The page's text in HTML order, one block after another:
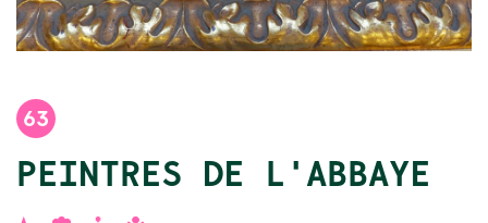
63
PEINTRES DE L'ABBAYE